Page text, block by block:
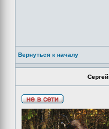
Вернуться к началу
Сергей